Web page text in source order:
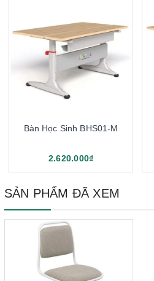
Bàn Học Sinh BHS01-M
2.620.000₫
SẢN PHẨM ĐÃ XEM